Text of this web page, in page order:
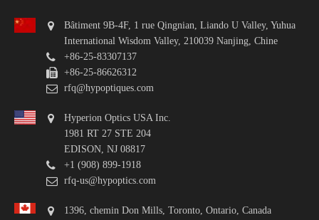
Bâtiment 9B-4F, 1 rue Qingnian, Liando U Valley, Yuhua
International Wisdom Valley, 210039 Nanjing, Chine
+86-25-83307137
+86-25-86626312
rfq@hypoptiques.com
Hyperion Optics USA Inc.
1981 RT 27 STE 204
EDISON, NJ 08817
+1 (908) 899-1918
rfq-us@hypoptics.com
1396, chemin Don Mills, Toronto, Ontario, Canada